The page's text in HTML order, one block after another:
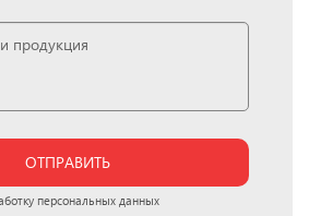
ОТПРАВИТЬ
персональных данных